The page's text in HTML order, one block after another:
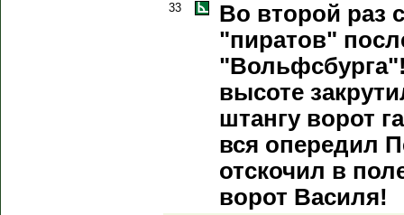
33
Во второй раз
"пиратов"
высоте
штангу ворот
вся опередил
отскочил в
ворот Василя!